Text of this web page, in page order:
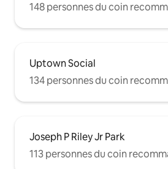
148 personnes du coin
Uptown Social
134 personnes du coin
Joseph P Riley Jr Park
113 personnes du coin